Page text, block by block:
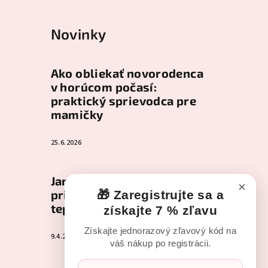
×
🎁 Zaregistrujte sa a
získajte 7 % zľavu
Získajte jednorazový zľavový kód na
váš nákup po registrácii.
Novinky
Ako obliekať novorodenca
v horúcom počasí:
praktický sprievodca pre
mamičky
25.6.2026
Jar s bábätkom: Ako
pripraviť šatník na
teplejšie dni
9.4.2026